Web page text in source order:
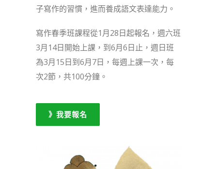
子寫作的習慣，進而養成語文表達能力。
寫作春季班課程從1月28日起報名，週六班
3月14日開始上課，到6月6日止，週日班
為3月15日到6月7日，每週上課一次，每
次2節，共100分鐘。
》我要報名